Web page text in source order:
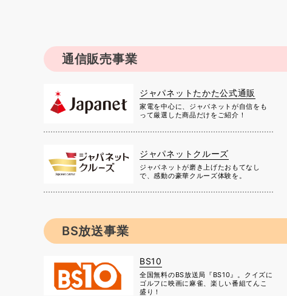
通信販売事業
ジャパネットたかた公式通販
家電を中心に、ジャパネットが自信をも
って厳選した商品だけをご紹介！
ジャパネットクルーズ
ジャパネットが磨き上げたおもてなし
で、感動の豪華クルーズ体験を。
BS放送事業
BS10
全国無料のBS放送局『BS10』。クイズに
ゴルフに映画に麻雀、楽しい番組てんこ
盛り！